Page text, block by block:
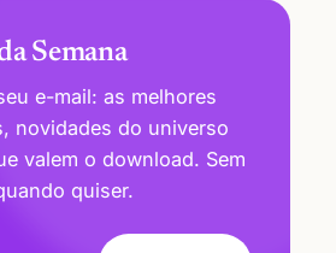
Semana
e-mail: as melhores
novidades do universo
valem o download. Sem
quiser.